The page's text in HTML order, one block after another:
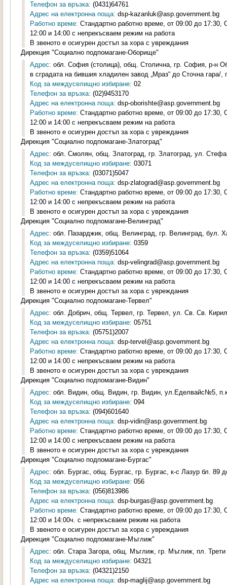
Телефон за връзка: (0431)64761
Адрес на електронна поща: dsp-kazanluk@asp.government.bg
Работно време: Стандартно работно време, от 09:00 до
12:00 и 14:00 с непрекъсваем режим на работа
В звеното е осигурен достъп за хора с увреждания
Дирекция "Социално подпомагане-Оборище"
Адрес: обл. София (столица), общ. Столична, гр. София, р-н
в сградата на бившия хладилен завод „Мраз“ до Сточна гара/,
Код за междуселищно избиране: 02
Телефон за връзка: (02)9453170
Адрес на електронна поща: dsp-oborishte@asp.government.bg
Работно време: Стандартно работно време, от 09:00 до
12:00 и 14:00 с непрекъсваем режим на работа
В звеното е осигурен достъп за хора с увреждания
Дирекция "Социално подпомагане-Златоград"
Адрес: обл. Смолян, общ. Златоград, гр. Златоград, ул.
Код за междуселищно избиране: 03071
Телефон за връзка: (03071)5047
Адрес на електронна поща: dsp-zlatograd@asp.government.bg
Работно време: Стандартно работно време, от 09:00 до
12:00 и 14:00 с непрекъсваем режим на работа
В звеното е осигурен достъп за хора с увреждания
Дирекция "Социално подпомагане-Велинград"
Адрес: обл. Пазарджик, общ. Велинград, гр. Велинград, бул.
Код за междуселищно избиране: 0359
Телефон за връзка: (0359)51064
Адрес на електронна поща: dsp-velingrad@asp.government.bg
Работно време: Стандартно работно време, от 09:00 до
12:00 и 14:00 с непрекъсваем режим на работа
В звеното е осигурен достъп за хора с увреждания
Дирекция "Социално подпомагане-Тервел"
Адрес: обл. Добрич, общ. Тервел, гр. Тервел, ул. Св. Св.
Код за междуселищно избиране: 05751
Телефон за връзка: (05751)2007
Адрес на електронна поща: dsp-tervel@asp.government.bg
Работно време: Стандартно работно време, от 09:00 до
12:00 и 14:00 с непрекъсваем режим на работа
В звеното е осигурен достъп за хора с увреждания
Дирекция "Социално подпомагане-Видин"
Адрес: обл. Видин, общ. Видин, гр. Видин, ул.Еделвайс№5,
Код за междуселищно избиране: 094
Телефон за връзка: (094)601640
Адрес на електронна поща: dsp-vidin@asp.government.bg
Работно време: Стандартно работно време, от 09:00 до
12:00 и 14:00 с непрекъсваем режим на работа
В звеното е осигурен достъп за хора с увреждания
Дирекция "Социално подпомагане-Бургас"
Адрес: обл. Бургас, общ. Бургас, гр. Бургас, к-с Лазур бл. 89
Код за междуселищно избиране: 056
Телефон за връзка: (056)813986
Адрес на електронна поща: dsp-burgas@asp.government.bg
Работно време: Стандартно работно време, от 09:00 до
12:00 и 14:00ч. с непрекъсваем режим на работа
В звеното е осигурен достъп за хора с увреждания
Дирекция "Социално подпомагане-Мъглиж"
Адрес: обл. Стара Загора, общ. Мъглиж, гр. Мъглиж, пл.
Код за междуселищно избиране: 04321
Телефон за връзка: (04321)2150
Адрес на електронна поща: dsp-maglij@asp.government.bg